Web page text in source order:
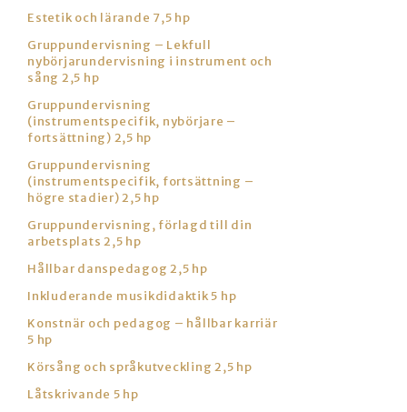
Estetik och lärande 7,5 hp
Gruppundervisning – Lekfull
nybörjarundervisning i instrument och
sång 2,5 hp
Gruppundervisning
(instrumentspecifik, nybörjare –
fortsättning) 2,5 hp
Gruppundervisning
(instrumentspecifik, fortsättning –
högre stadier) 2,5 hp
Gruppundervisning, förlagd till din
arbetsplats 2,5 hp
Hållbar danspedagog 2,5 hp
Inkluderande musikdidaktik 5 hp
Konstnär och pedagog – hållbar karriär
5 hp
Körsång och språkutveckling 2,5 hp
Låtskrivande 5 hp